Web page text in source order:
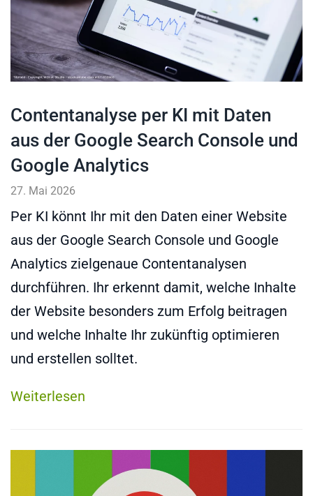
Contentanalyse per KI mit Daten
aus der Google Search Console und
Google Analytics
27. Mai 2026
Per KI könnt Ihr mit den Daten einer Website
aus der Google Search Console und Google
Analytics zielgenaue Contentanalysen
durchführen. Ihr erkennt damit, welche Inhalte
der Website besonders zum Erfolg beitragen
und welche Inhalte Ihr zukünftig optimieren
und erstellen solltet.
Weiterlesen